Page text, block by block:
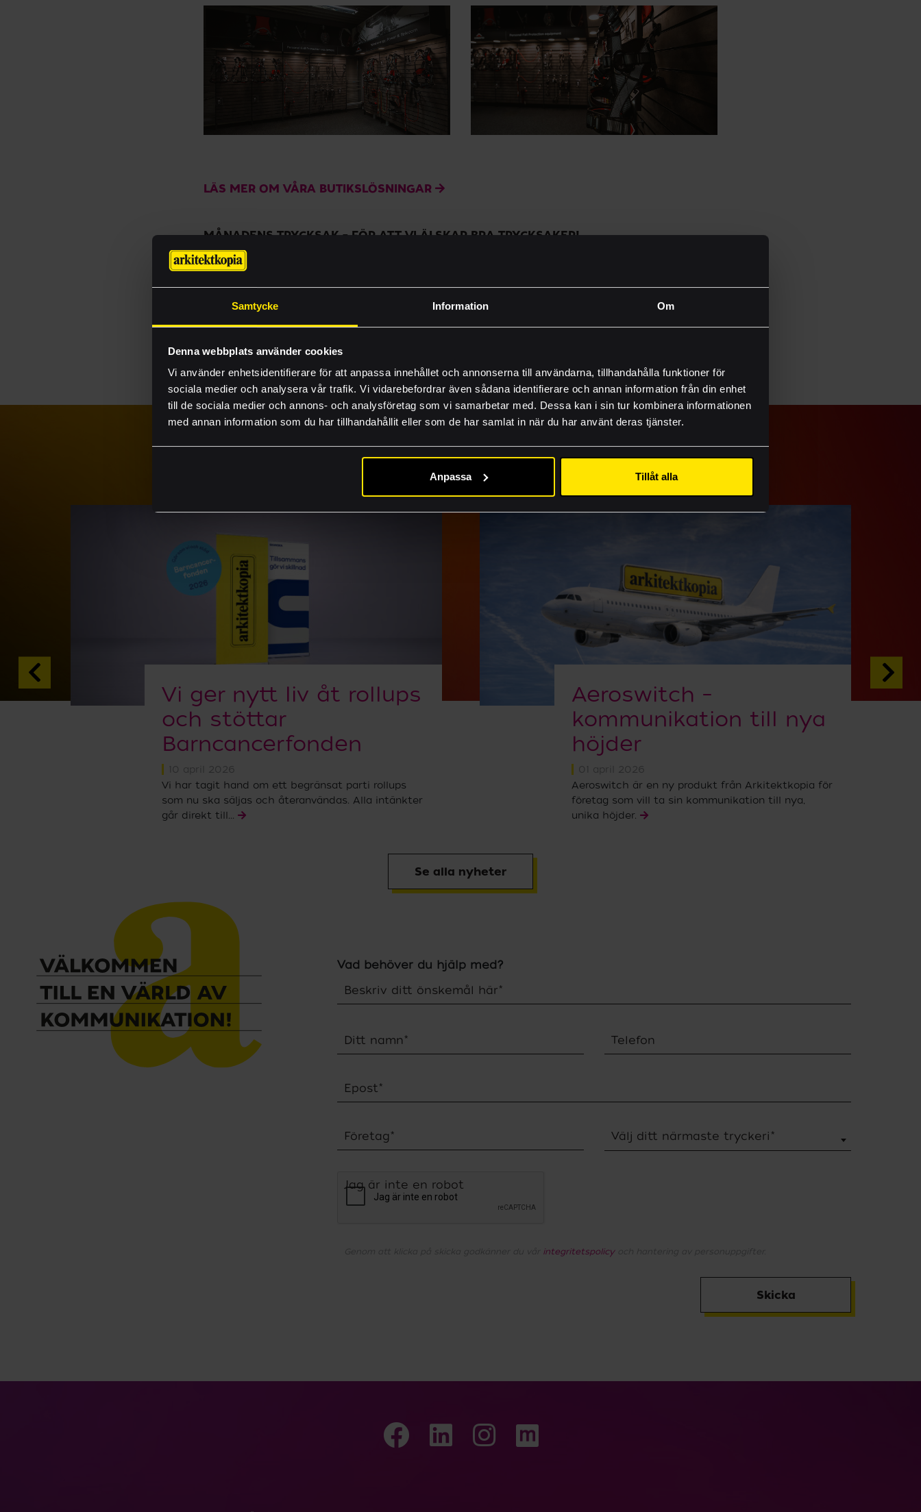
Samtycke Information Om
Denna webbplats använder cookies
Vi använder enhetsidentifierare för att anpassa innehållet och annonserna till användarna, tillhandahålla funktioner för
sociala medier och analysera vår trafik. Vi vidarebefordrar även sådana identifierare och annan information från din enhet
till de sociala medier och annons- och analysföretag som vi samarbetar med. Dessa kan i sin tur kombinera informationen
med annan information som du har tillhandahållit eller som de har samlat in när du har använt deras tjänster.
Anpassa Tillåt alla
LÄS MER OM VÅRA BUTIKSLÖSNINGAR
MÅNADENS TRYCKSAK – FÖR ATT VI ÄLSKAR BRA TRYCKSAKER!
Varje månad hjälper vi våra kunder med tusentals trycksaker runt om i Sverige. Vissa jobb är
särskilt roliga och förgyller våra arbetsdagar extra mycket. Det kan vara för att de behöver en
speciellt krävande teknisk lösning, eller för att de helt enkelt är ovanligt snygga. Ett av alla dessa
jobb som står ut i mängden utser vi till Månadens Trycksak! Ära, berömmelse och en tårta väntar
SENASTE NYHETERNA
Vi ger nytt liv åt rollups
och stöttar
Barncancerfonden
10 april 2026
Vi har tagit hand om ett begränsat parti rollups
som nu ska säljas och återanvändas. Alla intänkter
går direkt till...
Aeroswitch –
kommunikation till nya
höjder
01 april 2026
Aeroswitch är en ny produkt från Arkitektkopia för
företag som vill ta sin kommunikation till nya,
unika höjder.
Se alla nyheter
Vad behöver du hjälp med?
Beskriv ditt önskemål här*
Ditt namn* Telefon
Epost*
Företag * Välj ditt närmaste tryckeri *
Jag är inte en robot
Genom att klicka på skicka godkänner du vår integritetspolicyoch hantering av personuppgifter.
Skicka
Byggprojekt
FAQ
Lämna rätt material
Jobba hos oss
Akademi